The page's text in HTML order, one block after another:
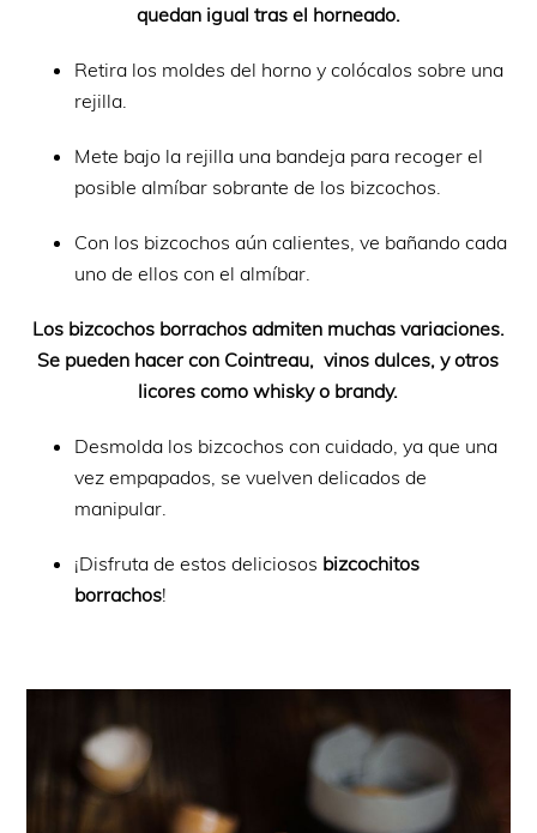
quedan igual tras el horneado.
Retira los moldes del horno y colócalos sobre una
rejilla.
Mete bajo la rejilla una bandeja para recoger el
posible almíbar sobrante de los bizcochos.
Con los bizcochos aún calientes, ve bañando cada
uno de ellos con el almíbar.
Los bizcochos borrachos admiten muchas variaciones.
Se pueden hacer con Cointreau, vinos dulces, y otros
licores como whisky o brandy.
Desmolda los bizcochos con cuidado, ya que una
vez empapados, se vuelven delicados de
manipular.
¡Disfruta de estos deliciosos bizcochitos
borrachos!